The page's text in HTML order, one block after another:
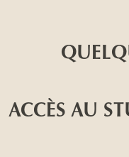
ACCÈS AU